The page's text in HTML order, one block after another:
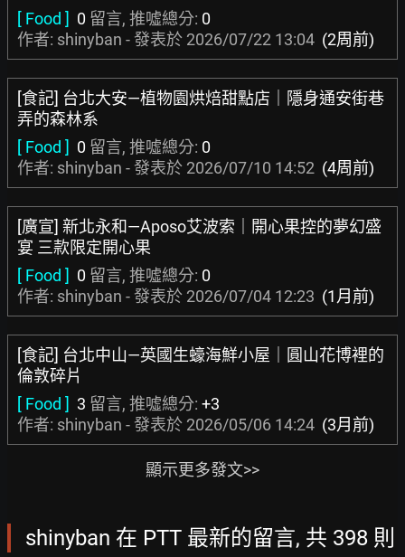
[ Food ] 0 留言, 推噓總分: 0
作者: shinyban - 發表於 2026/07/22 13:04 (2周前)
[食記] 台北大安—植物園烘焙甜點店｜隱身通安街巷
弄的森林系
[ Food ] 0 留言, 推噓總分: 0
作者: shinyban - 發表於 2026/07/10 14:52 (4周前)
[廣宣] 新北永和—Aposo艾波索｜開心果控的夢幻盛
宴 三款限定開心果
[ Food ] 0 留言, 推噓總分: 0
作者: shinyban - 發表於 2026/07/04 12:23 (1月前)
[食記] 台北中山—英國生蠔海鮮小屋｜圓山花博裡的
倫敦碎片
[ Food ] 3 留言, 推噓總分: +3
作者: shinyban - 發表於 2026/05/06 14:24 (3月前)
顯示更多發文>>
shinyban 在 PTT 最新的留言, 共 398 則